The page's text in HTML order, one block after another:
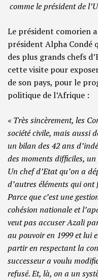
comme le président de
Le président comorien
président Alpha Condé
des plus grands chefs
cette visite pour
de son pays, pour le
politique de l’Afrique :
« Très sincèrement, les
société civile, mais aussi
un bilan des 42 ans
des moments difficiles,
Un chef d’Etat qu’on a
d’autres éléments qui
Parce que c’est une
cohésion nationale et
veut pas accuser Azali
au pouvoir en 1999 et lui
partir en respectant la
successeur a voulu
refusé. Et, là, on a un